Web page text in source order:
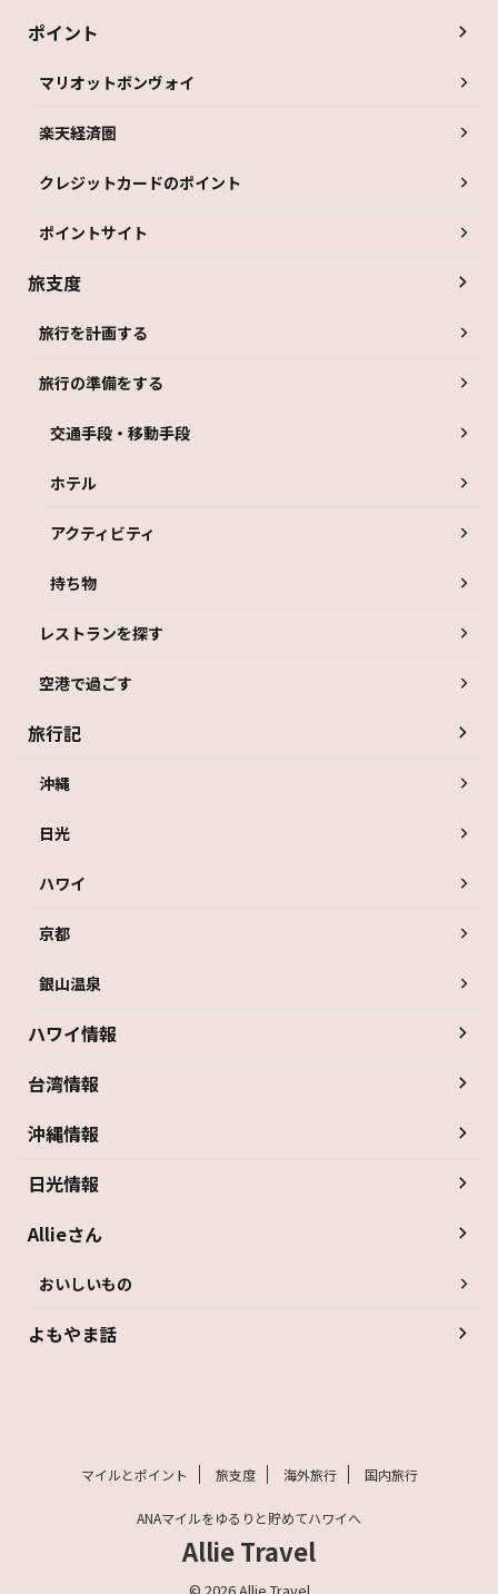
ポイント
マリオットボンヴォイ
楽天経済圏
クレジットカードのポイント
ポイントサイト
旅支度
旅行を計画する
旅行の準備をする
交通手段・移動手段
ホテル
アクティビティ
持ち物
レストランを探す
空港で過ごす
旅行記
沖縄
日光
ハワイ
京都
銀山温泉
ハワイ情報
台湾情報
沖縄情報
日光情報
Allieさん
おいしいもの
よもやま話
マイルとポイント 旅支度 海外旅行 国内旅行
ANAマイルをゆるりと貯めてハワイへ
Allie Travel